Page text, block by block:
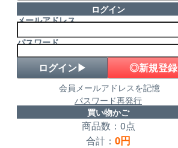
ログイン
メールアドレス
パスワード
◎新規登録
会員メールアドレスを記憶
パスワード再発行
買い物かご
商品数：0点
合計： 0円